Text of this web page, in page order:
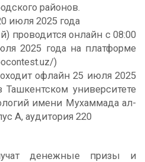
районов.
июля 2025 года
проводится онлайн с 08:00
2025 года на платформе
)
офлайн 25 июля 2025
университете
имени Мухаммада ал-
А, аудитория 220
денежные призы и